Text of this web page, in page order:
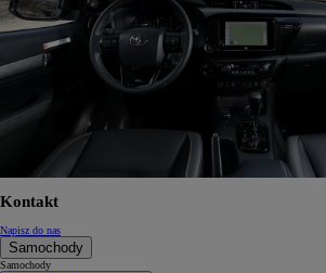
Kontakt
Napisz do nas
Samochody
Samochody